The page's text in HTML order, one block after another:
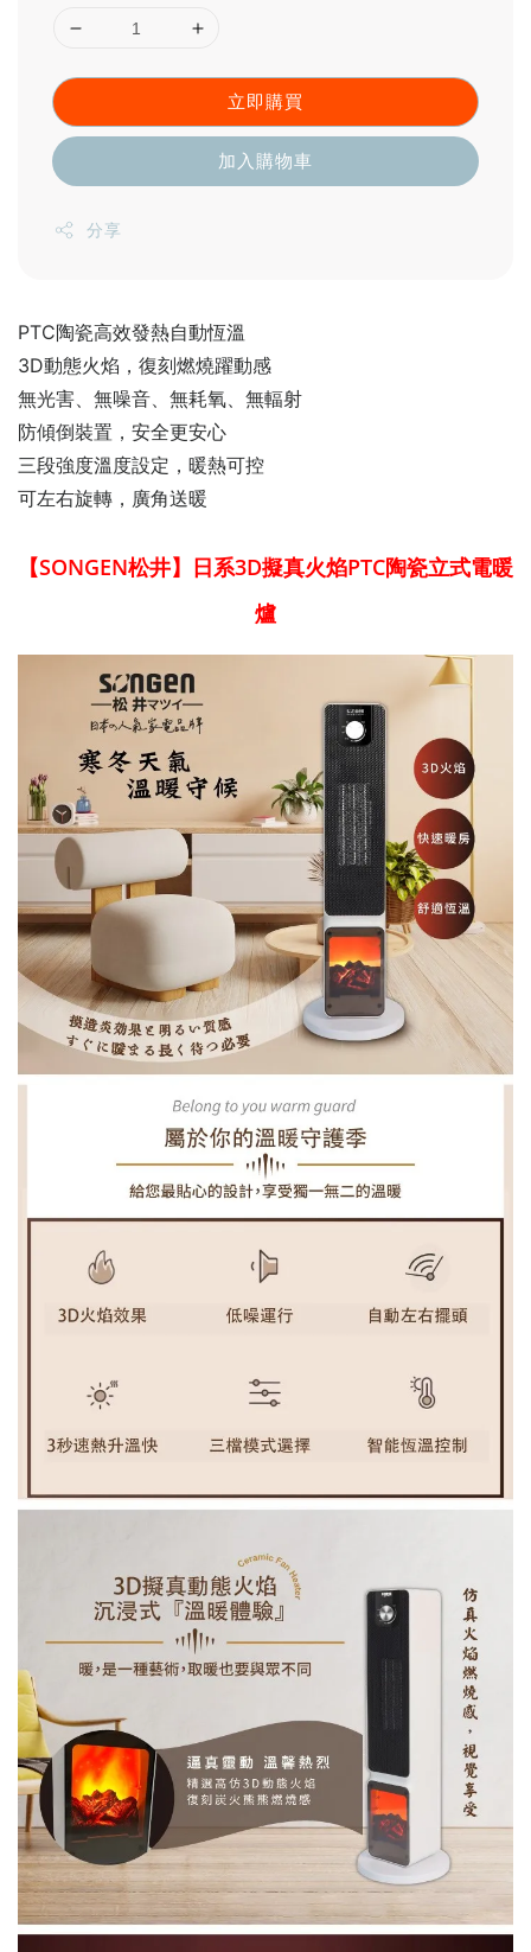
立即購買
加入購物車
分享
PTC陶瓷高效發熱自動恆溫
3D動態火焰，復刻燃燒躍動感
無光害、無噪音、無耗氧、無輻射
防傾倒裝置，安全更安心
三段強度溫度設定，暖熱可控
可左右旋轉，廣角送暖
【SONGEN松井】日系3D擬真火焰PTC陶瓷立式電暖
爐